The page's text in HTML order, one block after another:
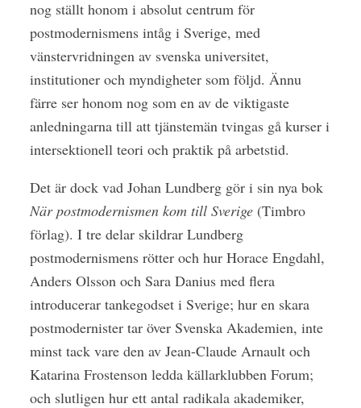
nog ställt honom i absolut centrum för
postmodernismens intåg i Sverige, med
vänstervridningen av svenska universitet,
institutioner och myndigheter som följd. Ännu
färre ser honom nog som en av de viktigaste
anledningarna till att tjänstemän tvingas gå kurser i
intersektionell teori och praktik på arbetstid.
Det är dock vad Johan Lundberg gör i sin nya bok
När postmodernismen kom till Sverige(Timbro
förlag). I tre delar skildrar Lundberg
postmodernismens rötter och hur Horace Engdahl,
Anders Olsson och Sara Danius med flera
introducerar tankegodset i Sverige; hur en skara
postmodernister tar över Svenska Akademien, inte
minst tack vare den av Jean-Claude Arnault och
Katarina Frostenson ledda källarklubben Forum;
och slutligen hur ett antal radikala akademiker,